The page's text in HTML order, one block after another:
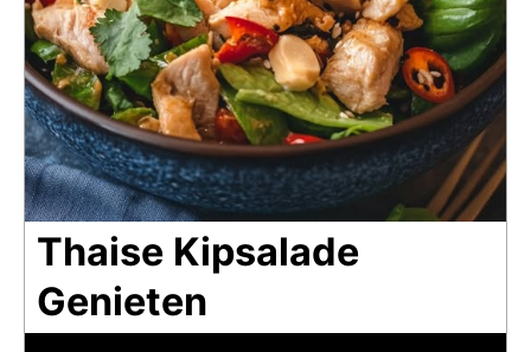
Thaise Kipsalade
Genieten